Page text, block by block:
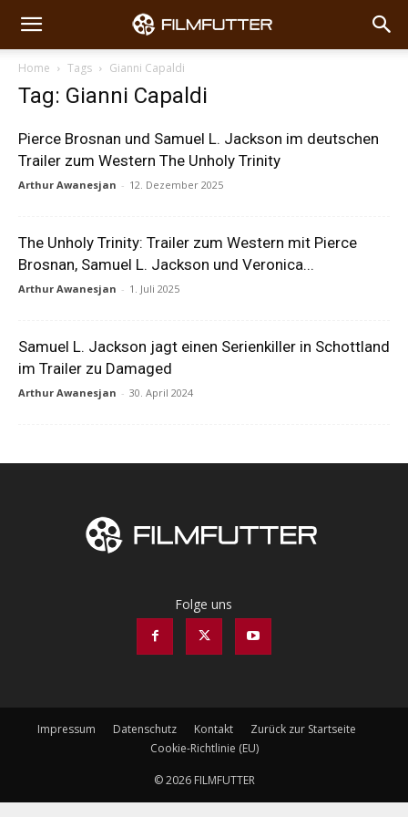
Home Tags Gianni Capaldi
Tag: Gianni Capaldi
Pierce Brosnan und Samuel L. Jackson im deutschen
Trailer zum Western The Unholy Trinity
Arthur Awanesjan - 12. Dezember 2025
The Unholy Trinity: Trailer zum Western mit Pierce
Brosnan, Samuel L. Jackson und Veronica...
Arthur Awanesjan - 1. Juli 2025
Samuel L. Jackson jagt einen Serienkiller in Schottland
im Trailer zu Damaged
Arthur Awanesjan - 30. April 2024
Folge uns
Impressum Datenschutz Kontakt
Zurück zur Startseite
Cookie-Richtlinie (EU)
© 2026 FILMFUTTER